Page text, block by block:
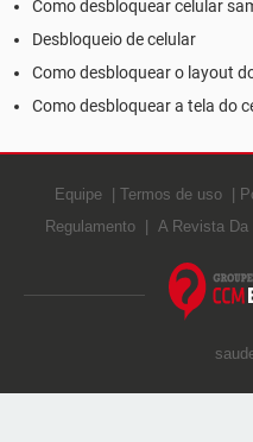
Como desbloquear celular
Desbloqueio de celular
Como desbloquear o layout
Como desbloquear a tela do
Equipe Termos de uso
Regulamento
A Revista Da